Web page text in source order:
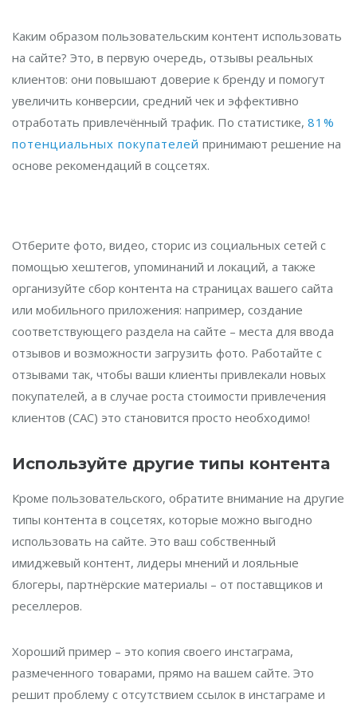
Каким образом пользовательским контент использовать
на сайте? Это, в первую очередь, отзывы реальных
клиентов: они повышают доверие к бренду и помогут
увеличить конверсии, средний чек и эффективно
отработать привлечённый трафик. По статистике, 81%
потенциальных покупателей принимают решение на
основе рекомендаций в соцсетях.
Отберите фото, видео, сторис из социальных сетей с
помощью хештегов, упоминаний и локаций, а также
организуйте сбор контента на страницах вашего сайта
или мобильного приложения: например, создание
соответствующего раздела на сайте – места для ввода
отзывов и возможности загрузить фото. Работайте с
отзывами так, чтобы ваши клиенты привлекали новых
покупателей, а в случае роста стоимости привлечения
клиентов (CAC) это становится просто необходимо!
Используйте другие типы контента
Кроме пользовательского, обратите внимание на другие
типы контента в соцсетях, которые можно выгодно
использовать на сайте. Это ваш собственный
имиджевый контент, лидеры мнений и лояльные
блогеры, партнёрские материалы – от поставщиков и
реселлеров.
Хороший пример – это копия своего инстаграма,
размеченного товарами, прямо на вашем сайте. Это
решит проблему с отсутствием ссылок в инстаграме и